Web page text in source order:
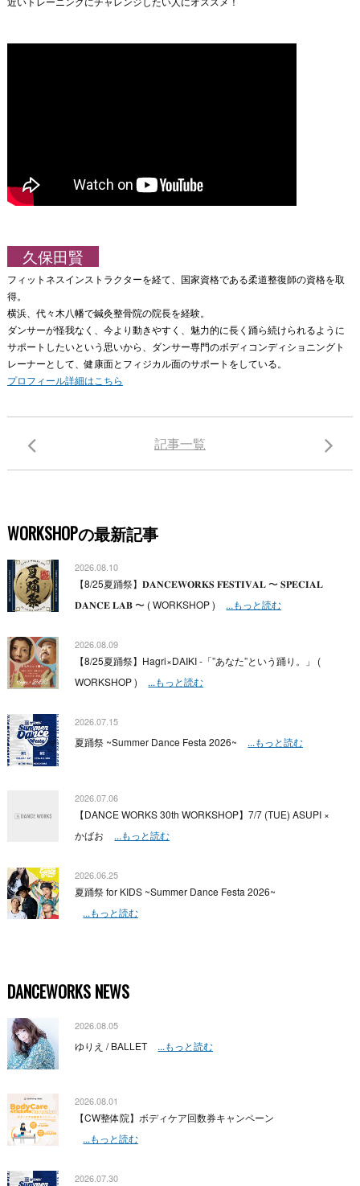
久保田賢
フィットネスインストラクターを経て、国家資格である柔道整復師の資格を取
得。
横浜、代々木八幡で鍼灸整骨院の院長を経験。
ダンサーが怪我なく、今より動きやすく、魅力的に長く踊ら続けられるように
サポートしたいという思いから、ダンサー専門のボディコンディショニングト
レーナーとして、健康面とフィジカル面のサポートをしている。
プロフィール詳細はこちら
記事一覧
WORKSHOPの最新記事
2026.08.10
【8/25夏踊祭】𝐃𝐀𝐍𝐂𝐄𝐖𝐎𝐑𝐊𝐒 𝐅𝐄𝐒𝐓𝐈𝐕𝐀𝐋 〜 𝐒𝐏𝐄𝐂𝐈𝐀𝐋
𝐃𝐀𝐍𝐂𝐄 𝐋𝐀𝐁 〜 ( WORKSHOP )
...もっと読む
2026.08.09
【8/25夏踊祭】Hagri×DAIKI -「”あなた”という踊り。」 (
WORKSHOP )
...もっと読む
2026.07.15
夏踊祭 ~Summer Dance Festa 2026~ ...もっと読む
2026.07.06
【DANCE WORKS 30th WORKSHOP】7/7 (TUE) ASUPI ×
かばお
...もっと読む
2026.06.25
夏踊祭 for KIDS ~Summer Dance Festa 2026~
...もっと読む
DANCEWORKS NEWS
2026.08.05
ゆりえ / BALLET ...もっと読む
2026.08.01
【CW整体院】ボディケア回数券キャンペーン
...もっと読む
2026.07.30